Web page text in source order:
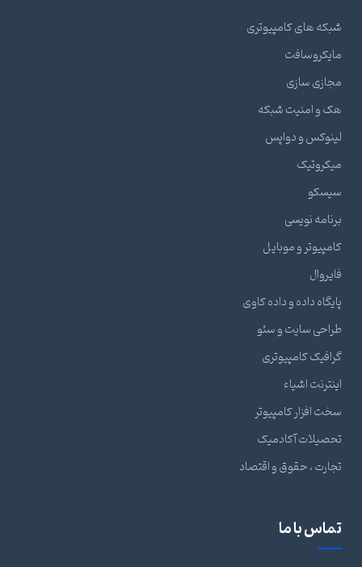
شبکه های کامپیوتری
مایکروسافت
مجازی سازی
هک و امنیت شبکه
لینوکس و دواپس
میکروتیک
سیسکو
برنامه نویسی
کامپیوتر و موبایل
فایروال
پایگاه داده و داده کاوی
طراحی سایت و سئو
گرافیک کامپیوتری
اینترنت اشیاء
سخت افزار کامپیوتر
تحصیلات آکادمیک
تجارت ، حقوق و اقتصاد
تماس با ما